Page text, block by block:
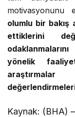
motivasyonunu
olumlu bir bakış
ettiklerini
yönelik
Kaynak: (BHA)